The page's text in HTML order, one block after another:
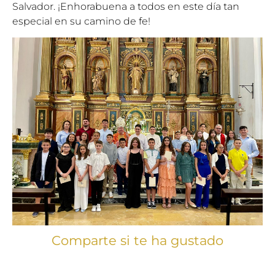
Salvador. ¡Enhorabuena a todos en este día tan
especial en su camino de fe!
Comparte si te ha gustado